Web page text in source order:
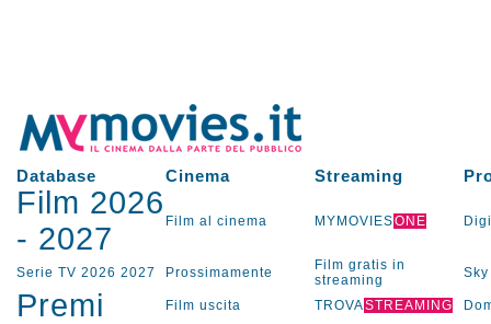
Database Cinema Streaming
Film 2026
- 2027 Film al cinema MYMOVIESONE
Serie TV 2026 2027 Prossimamente
Film gratis in
streaming
Sky
Premi Film uscita TROVASTREAMING